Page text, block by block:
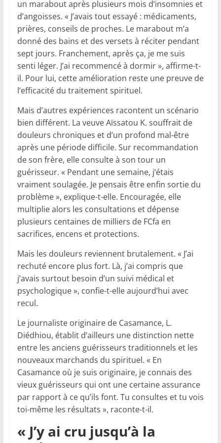
un marabout après plusieurs mois d’insomnies et
d’angoisses. « J’avais tout essayé : médicaments,
prières, conseils de proches. Le marabout m’a
donné des bains et des versets à réciter pendant
sept jours. Franchement, après ça, je me suis
senti léger. J’ai recommencé à dormir », affirme-t-
il. Pour lui, cette amélioration reste une preuve de
l’efficacité du traitement spirituel.
Mais d’autres expériences racontent un scénario
bien différent. La veuve Aïssatou K. souffrait de
douleurs chroniques et d’un profond mal-être
après une période difficile. Sur recommandation
de son frère, elle consulte à son tour un
guérisseur. « Pendant une semaine, j’étais
vraiment soulagée. Je pensais être enfin sortie du
problème », explique-t-elle. Encouragée, elle
multiplie alors les consultations et dépense
plusieurs centaines de milliers de FCfa en
sacrifices, encens et protections.
Mais les douleurs reviennent brutalement. « J’ai
rechuté encore plus fort. Là, j’ai compris que
j’avais surtout besoin d’un suivi médical et
psychologique », confie-t-elle aujourd’hui avec
recul.
Le journaliste originaire de Casamance, L.
Diédhiou, établit d’ailleurs une distinction nette
entre les anciens guérisseurs traditionnels et les
nouveaux marchands du spirituel. « En
Casamance où je suis originaire, je connais des
vieux guérisseurs qui ont une certaine assurance
par rapport à ce qu’ils font. Tu consultes et tu vois
toi-même les résultats », raconte-t-il.
« J’y ai cru jusqu’à la